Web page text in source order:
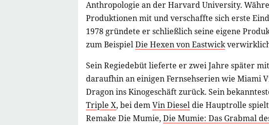
Anthropologie an der Harvard University.
Produktionen mit und verschaffte sich erste
1978 gründete er schließlich seine eigene
zum BeispielDie Hexen von Eastwick
Sein Regiedebüt lieferte er zwei Jahre später
daraufhin an einigen Fernsehserien wie Miami
Dragon ins Kinogeschäft zurück. Sein
Triple X, bei demVin Diesel die Hauptrolle
Remake Die Mumie, Die Mumie: Das Grabmal